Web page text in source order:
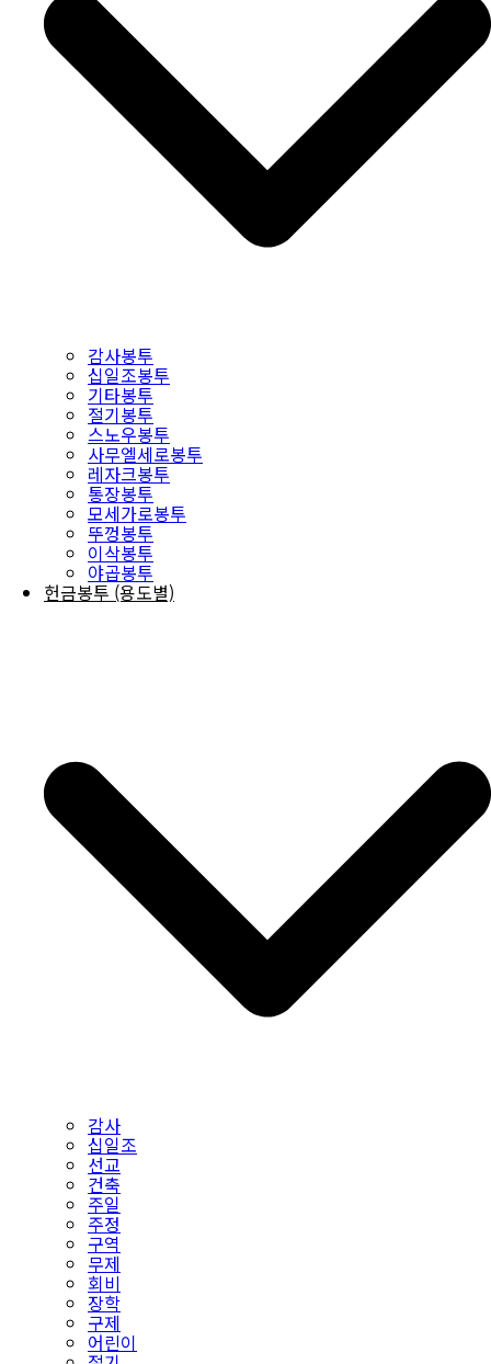
감사봉투
십일조봉투
기타봉투
절기봉투
스노우봉투
사무엘세로봉투
레자크봉투
통장봉투
모세가로봉투
뚜껑봉투
이삭봉투
야곱봉투
헌금봉투 (용도별)
감사
십일조
선교
건축
주일
주정
구역
무제
회비
장학
구제
어린이